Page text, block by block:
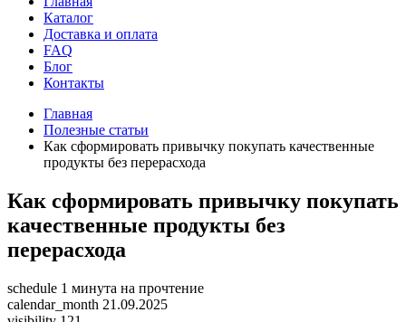
Каталог
Доставка и оплата
FAQ
Блог
Контакты
Главная
Полезные статьи
Как сформировать привычку покупать качественные
продукты без перерасхода
Как сформировать привычку покупать
качественные продукты без
перерасхода
schedule 1 минута на прочтение
calendar_month 21.09.2025